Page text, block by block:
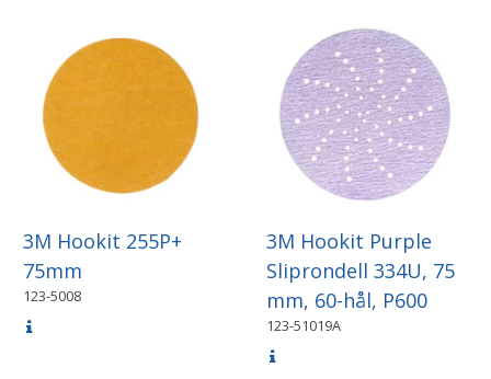
3M Hookit 255P+
75mm
123-5008
3M Hookit Purple
Sliprondell 334U, 75
mm, 60-hål, P600
123-51019A